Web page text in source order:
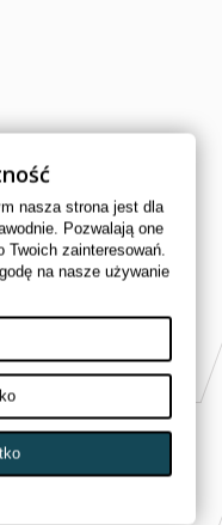
nasza strona jest dla
Pozwalają one
Twoich zainteresowań.
na nasze używanie